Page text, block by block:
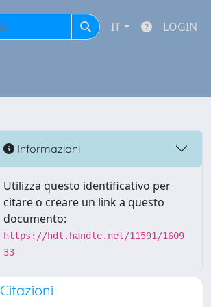
IT LOGIN
Informazioni
Utilizza questo identificativo per
citare o creare un link a questo
documento:
https://hdl.handle.net/11591/1609
33
Citazioni